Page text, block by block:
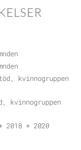
kvinnogruppen
kvinnogruppen
2018 + 2020